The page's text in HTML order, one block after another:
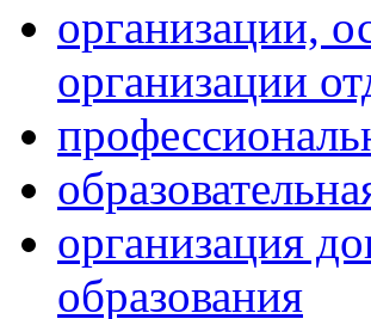
организации,
организации
организация
образования